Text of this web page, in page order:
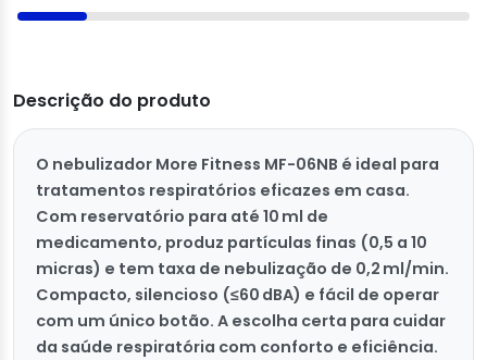
Descrição do produto
O nebulizador More Fitness MF-06NB é ideal para
tratamentos respiratórios eficazes em casa.
Com reservatório para até 10 ml de
medicamento, produz partículas finas (0,5 a 10
micras) e tem taxa de nebulização de 0,2 ml/min.
Compacto, silencioso (≤60 dBA) e fácil de operar
com um único botão. A escolha certa para cuidar
da saúde respiratória com conforto e eficiência.